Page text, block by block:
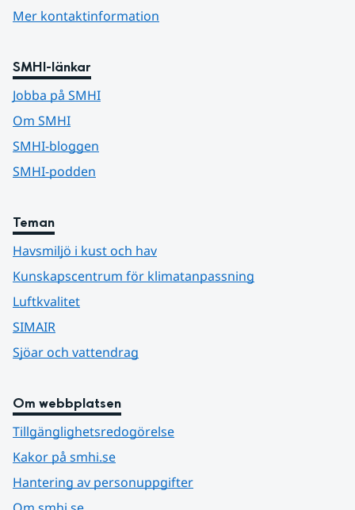
Mer kontaktinformation
SMHI-länkar
Jobba på SMHI
Om SMHI
SMHI-bloggen
SMHI-podden
Teman
Havsmiljö i kust och hav
Kunskapscentrum för klimatanpassning
Luftkvalitet
SIMAIR
Sjöar och vattendrag
Om webbplatsen
Tillgänglighetsredogörelse
Kakor på smhi.se
Hantering av personuppgifter